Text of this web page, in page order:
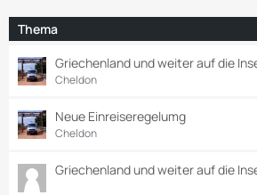
Thema
Griechenland und weiter auf die
Cheldon
Neue Einreiseregelumg
Cheldon
Griechenland und weiter auf die